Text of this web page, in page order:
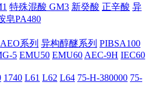
特殊混酸 GM3 新癸酸 正辛酸 异
皂PA480
AEO系列 异构醇醚系列 PIBSA100
5 EMU50 EMU60 AEC-9H IEC60
1740 L61 L62 L64 75-H-380000 75-